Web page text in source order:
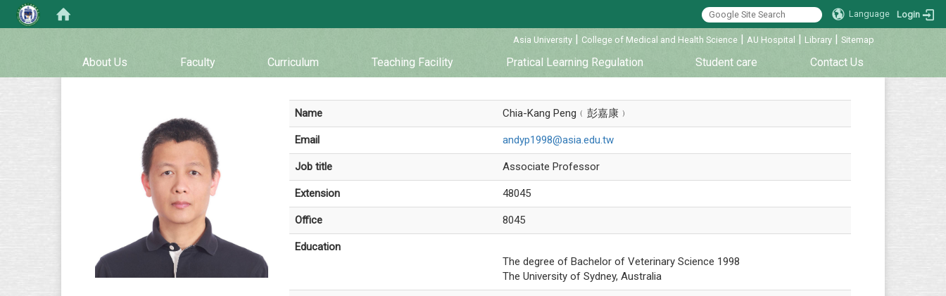
Language Login
Asia University | College of Medical and Health Science | AU Hospital | Library | Sitemap
About Us Faculty Curriculum Teaching Facility Pratical Learning Regulation Student care Contact Us
Name Chia-Kang Peng﹙彭嘉康﹚
Email andyp1998@asia.edu.tw
Job title Associate Professor
Extension 48045
Office 8045
Education
The degree of Bachelor of Veterinary Science 1998
The University of Sydney, Australia